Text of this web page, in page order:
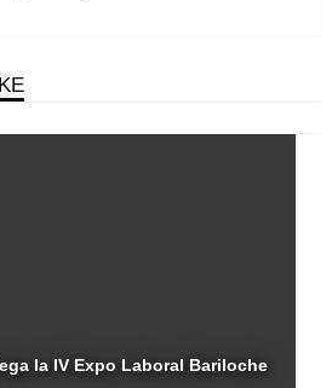
la IV Expo Laboral Bariloche